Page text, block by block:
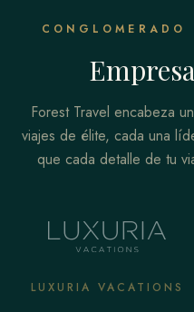
CONGLOMERADO
Forest Travel encabeza
viajes de élite, cada una
que cada detalle de tu
LUXURIA VACATIONS